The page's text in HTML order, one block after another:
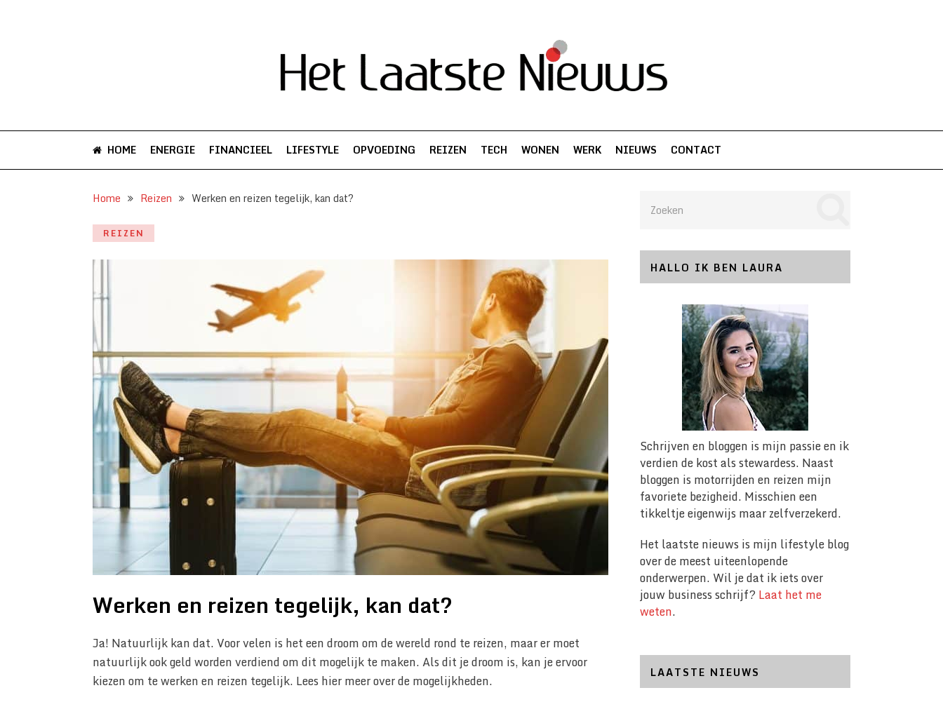
HOME ENERGIE FINANCIEEL LIFESTYLE OPVOEDING REIZEN TECH WONEN WERK NIEUWS CONTACT
Home Reizen Werken en reizen tegelijk, kan dat?
REIZEN
Werken en reizen tegelijk, kan dat?
Ja! Natuurlijk kan dat. Voor velen is het een droom om de wereld rond te reizen, maar er moet
natuurlijk ook geld worden verdiend om dit mogelijk te maken. Als dit je droom is, kan je ervoor
kiezen om te werken en reizen tegelijk. Lees hier meer over de mogelijkheden.
HALLO IK BEN LAURA
Schrijven en bloggen is mijn passie en ik
verdien de kost als stewardess. Naast
bloggen is motorrijden en reizen mijn
favoriete bezigheid. Misschien een
tikkeltje eigenwijs maar zelfverzekerd.
Het laatste nieuws is mijn lifestyle blog
over de meest uiteenlopende
onderwerpen. Wil je dat ik iets over
jouw business schrijf? Laat het me
weten.
LAATSTE NIEUWS